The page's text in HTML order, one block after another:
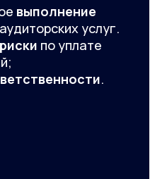
выполнение
услуг.
по уплате
.